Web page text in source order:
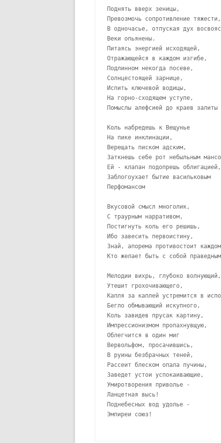
Поднять вверх зеницы,
Превозмочь сопротивление
В одночасье, отпуская дух
Веки опьянены.
Питаясь энергией исходящей,
Отражающейся в каждом изгибе,
Подлинном некогда посеве,
Солнцестоящей зарнице,
Испить ключевой водицы,
На горно-сходящем уступе,
Помыслы алефсией до краев залиты
Коль набредешь к Вещунье
На пике инклинации,
Верещать писком адским,
Заткнешь себе рот небыльным
Ей - клапан подопрешь облигацией,
Заблогоухает бытие васильковым
Перфомансом
Вкусовой смысл многолик,
С траурным нарративом,
Постигнуть коль его решишь,
Ибо завесить первоистину,
Знай, апорема противостоит
Кто желает быть с собой праведным
Мелодии вихрь, глубоко волнующий,
Утешит грохочивающего,
Капля за каплей устремится в
Бегло обмывающий искупного,
Коль завидев прусак картину,
Импрессионизмом пропахнувщую,
Облегчится в один миг
Вервольфом, просачившись,
В руины безбрачных теней,
Рассеит блеском опала пучины,
Заведет устои успокаивающие,
Умиротворения приволье -
Ланцетная высь!
Поднебесных вод удолье -
Эмпиреи союз!